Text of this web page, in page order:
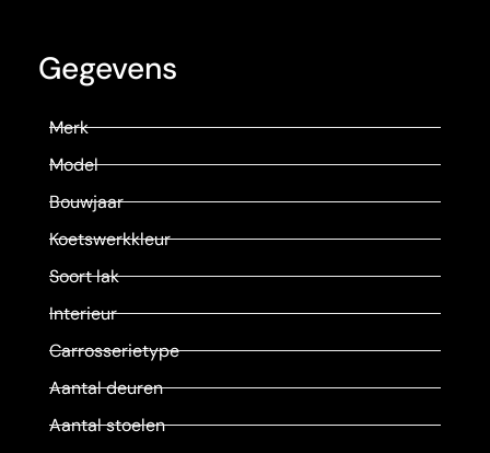
Gegevens
Merk
Model
Bouwjaar
Koetswerkkleur
Soort lak
Interieur
Carrosserietype
Aantal deuren
Aantal stoelen